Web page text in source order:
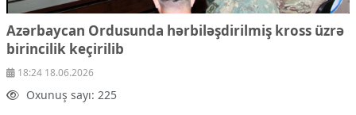
Azərbaycan Ordusunda hərbiləşdirilmiş kross üzrə
birincilik keçirilib
18:24 18.06.2026
Oxunuş sayı: 225